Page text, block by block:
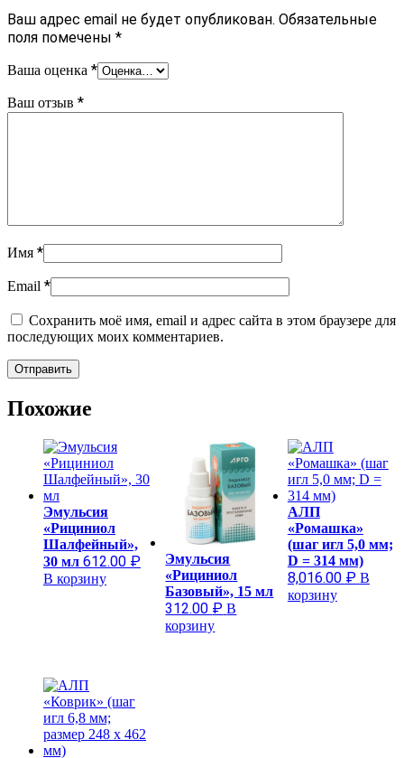
Ваш адрес email не будет опубликован. Обязательные
поля помечены *
Ваша оценка *
Ваш отзыв *
Имя *
Email *
Сохранить моё имя, email и адрес сайта в этом браузере для
последующих моих комментариев.
Похожие
Эмульсия
«Рициниол
Шалфейный»,
30 мл 612.00 ₽
В корзину
Эмульсия
«Рициниол
Базовый», 15 мл
312.00 ₽ В
корзину
АЛП
«Ромашка»
(шаг игл 5,0 мм;
D = 314 мм)
8,016.00 ₽ В
корзину